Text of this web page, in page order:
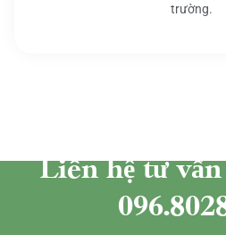
trường.
Liên hệ tư